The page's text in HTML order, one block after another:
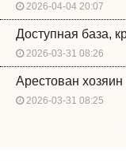
2026-04-04 20:07
Доступная база,
2026-03-31 08:26
Арестован
2026-03-31 08:25